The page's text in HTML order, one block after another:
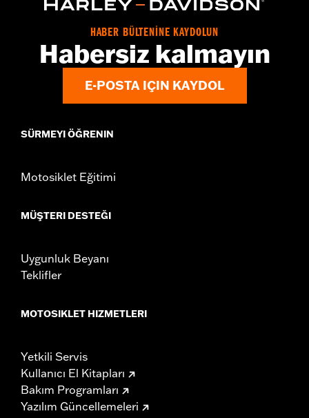
HABER BÜLTENİNE KAYDOLUN
Habersiz kalmayın
E-POSTA IÇIN KAYDOL
SÜRMEYI ÖĞRENIN
Motosiklet Eğitimi
MÜŞTERI DESTEĞI
Uygunluk Beyanı
Teklifler
MOTOSIKLET HIZMETLERI
Yetkili Servis
Kullanıcı El Kitapları
Bakım Programları
Yazılım Güncellemeleri